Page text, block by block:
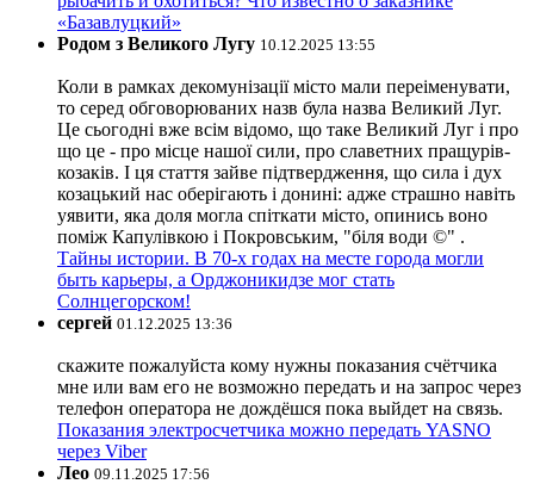
«Базавлуцкий»
Родом з Великого Лугу 10.12.2025 13:55
Коли в рамках декомунізації місто мали переіменувати,
то серед обговорюваних назв була назва Великий Луг.
Це сьогодні вже всім відомо, що таке Великий Луг і про
що це - про місце нашої сили, про славетних пращурів-
козаків. І ця стаття зайве підтвердження, що сила і дух
козацький нас оберігають і донині: адже страшно навіть
уявити, яка доля могла спіткати місто, опинись воно
поміж Капулівкою і Покровським, "біля води ©" .
Тайны истории. В 70-х годах на месте города могли
быть карьеры, а Орджоникидзе мог стать
Солнцегорском!
сергей 01.12.2025 13:36
скажите пожалуйста кому нужны показания счётчика
мне или вам его не возможно передать и на запрос через
телефон оператора не дождёшся пока выйдет на связь.
Показания электросчетчика можно передать YASNO
через Viber
Лео 09.11.2025 17:56